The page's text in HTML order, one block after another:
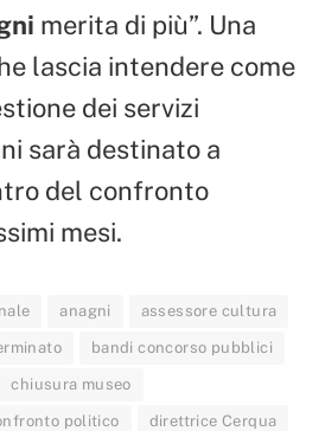
merita di più”. Una
lascia intendere come
dei servizi
sarà destinato a
del confronto
mesi.
anagni assessore cultura
bandi concorso pubblici
chiusura museo
politico direttrice Cerqua